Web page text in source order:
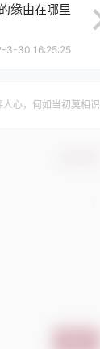
缘由在哪里
3-30 16:25:25
人心，何如当初莫相识